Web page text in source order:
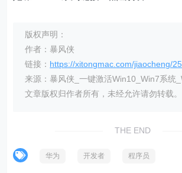
版权声明：
作者：暴风侠
链接： https://xitongmac.com/jiaocheng/
来源：暴风侠_一键激活Win10_Win7系统
文章版权归作者所有，未经允许请勿转载。
THE END
华为 开发者 程序员